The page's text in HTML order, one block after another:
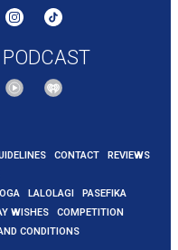
CONTACT
REVIEWS
LALOLAGI
PASEFIKA
WISHES
COMPETITION
CONDITIONS